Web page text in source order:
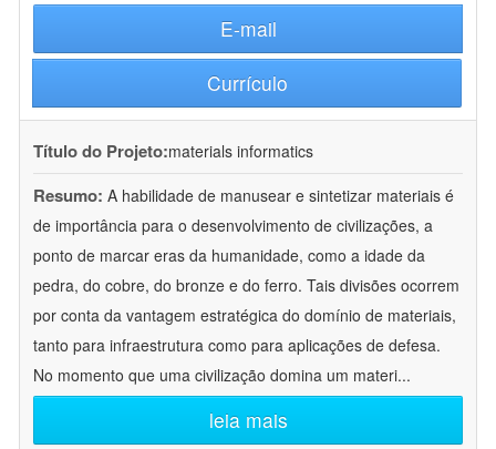
E-mail
Currículo
Título do Projeto:materials informatics
Resumo: A habilidade de manusear e sintetizar materiais é
de importância para o desenvolvimento de civilizações, a
ponto de marcar eras da humanidade, como a idade da
pedra, do cobre, do bronze e do ferro. Tais divisões ocorrem
por conta da vantagem estratégica do domínio de materiais,
tanto para infraestrutura como para aplicações de defesa.
No momento que uma civilização domina um materi...
leia mais